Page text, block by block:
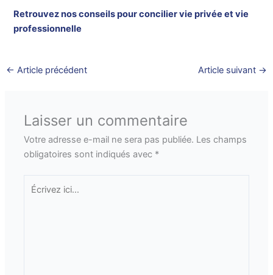
Retrouvez nos conseils pour concilier vie privée et vie
professionnelle
← Article précédent Article suivant →
Laisser un commentaire
Votre adresse e-mail ne sera pas publiée. Les champs
obligatoires sont indiqués avec *
Écrivez
ici…